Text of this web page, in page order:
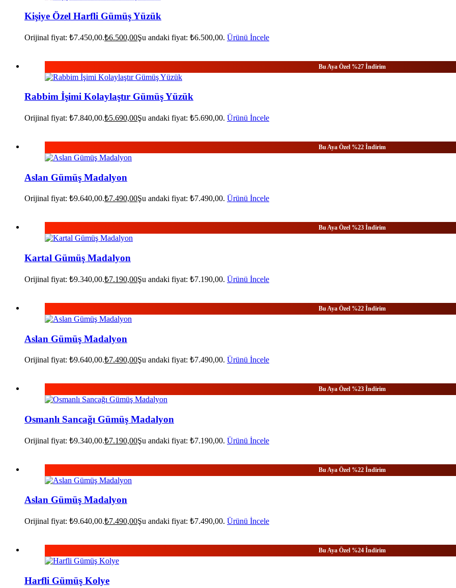
Kişiye Özel Harfli Gümüş Yüzük
Orijinal fiyat: ₺7.450,00.₺6.500,00Şu andaki fiyat: ₺6.500,00. Ürünü İncele
Bu Aya Özel %27 İndirim
Rabbim İşimi Kolaylaştır Gümüş Yüzük
Orijinal fiyat: ₺7.840,00.₺5.690,00Şu andaki fiyat: ₺5.690,00. Ürünü İncele
Bu Aya Özel %22 İndirim
Aslan Gümüş Madalyon
Orijinal fiyat: ₺9.640,00.₺7.490,00Şu andaki fiyat: ₺7.490,00. Ürünü İncele
Bu Aya Özel %23 İndirim
Kartal Gümüş Madalyon
Orijinal fiyat: ₺9.340,00.₺7.190,00Şu andaki fiyat: ₺7.190,00. Ürünü İncele
Bu Aya Özel %22 İndirim
Aslan Gümüş Madalyon
Orijinal fiyat: ₺9.640,00.₺7.490,00Şu andaki fiyat: ₺7.490,00. Ürünü İncele
Bu Aya Özel %23 İndirim
Osmanlı Sancağı Gümüş Madalyon
Orijinal fiyat: ₺9.340,00.₺7.190,00Şu andaki fiyat: ₺7.190,00. Ürünü İncele
Bu Aya Özel %22 İndirim
Aslan Gümüş Madalyon
Orijinal fiyat: ₺9.640,00.₺7.490,00Şu andaki fiyat: ₺7.490,00. Ürünü İncele
Bu Aya Özel %24 İndirim
Harfli Gümüş Kolye